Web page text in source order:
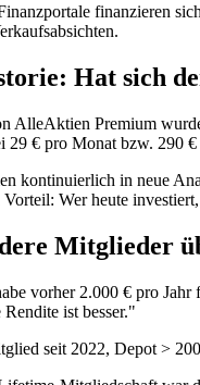
finanzieren
Hat sich
AlleAktien Premium
29 € pro Monat bzw. 290
kontinuierlich in neue
Vorteil: Wer heute
Mitglieder
vorher 2.000 € pro
Rendite ist besser."
seit 2022, Depot >